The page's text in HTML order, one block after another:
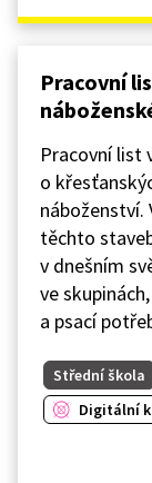
Pracovní
Pracovní list
o
náboženství.
těchto
v dnešním
ve
a psací
Střední škola
Digitální